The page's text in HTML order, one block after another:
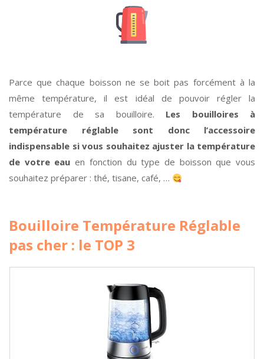
Parce que chaque boisson ne se boit pas forcément à la
même température, il est idéal de pouvoir régler la
température de sa bouilloire. Les bouilloires à
température réglable sont donc l’accessoire
indispensable si vous souhaitez ajuster la température
de votre eau en fonction du type de boisson que vous
souhaitez préparer : thé, tisane, café, …
Bouilloire Température Réglable
pas cher : le TOP 3